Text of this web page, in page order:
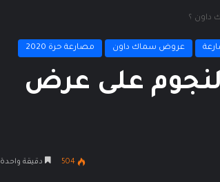
داون ؟
عروض سماك داون مصارعة حرة 2020
على عرض
504 دقيقة واحدة